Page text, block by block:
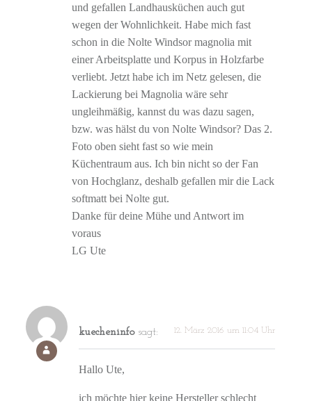
und gefallen Landhausküchen auch gut
wegen der Wohnlichkeit. Habe mich fast
schon in die Nolte Windsor magnolia mit
einer Arbeitsplatte und Korpus in Holzfarbe
verliebt. Jetzt habe ich im Netz gelesen, die
Lackierung bei Magnolia wäre sehr
ungleihmäßig, kannst du was dazu sagen,
bzw. was hälst du von Nolte Windsor? Das 2.
Foto oben sieht fast so wie mein
Küchentraum aus. Ich bin nicht so der Fan
von Hochglanz, deshalb gefallen mir die Lack
softmatt bei Nolte gut.
Danke für deine Mühe und Antwort im
voraus
LG Ute
kuecheninfo sagt: 12. März 2016 um 11:04 Uhr
Hallo Ute,
ich möchte hier keine Hersteller schlecht